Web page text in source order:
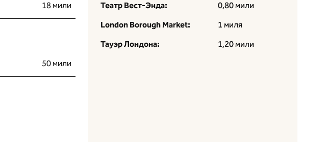
18 мили
50 мили
Театр Вест-Энда:
0,80 мили
London Borough Market:
1 миля
Тауэр Лондона:
1,20 мили